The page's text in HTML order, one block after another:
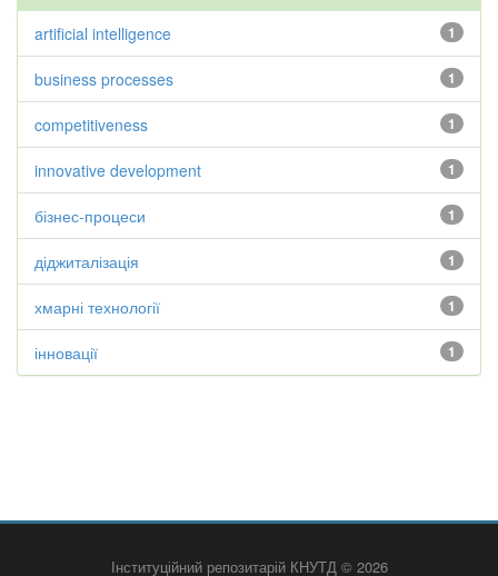
1
artificial intelligence
1
business processes
1
competitiveness
1
innovative development
1
бізнес-процеси
1
діджиталізація
1
хмарні технології
1
інновації
Інституційний репозитарій КНУТД © 2026